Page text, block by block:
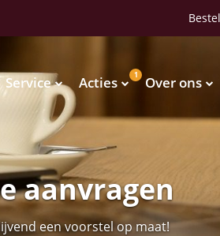
1
Vendingmachines
Vendingmachines
Service Acties Over ons
aanvragen
een voorstel op maat!